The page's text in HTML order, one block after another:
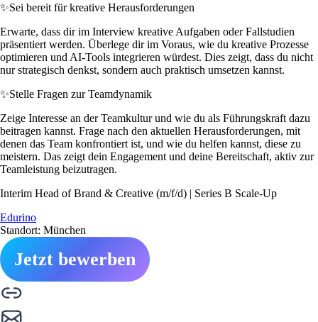
✨Sei bereit für kreative Herausforderungen
Erwarte, dass dir im Interview kreative Aufgaben oder Fallstudien
präsentiert werden. Überlege dir im Voraus, wie du kreative Prozesse
optimieren und AI-Tools integrieren würdest. Dies zeigt, dass du nicht
nur strategisch denkst, sondern auch praktisch umsetzen kannst.
✨Stelle Fragen zur Teamdynamik
Zeige Interesse an der Teamkultur und wie du als Führungskraft dazu
beitragen kannst. Frage nach den aktuellen Herausforderungen, mit
denen das Team konfrontiert ist, und wie du helfen kannst, diese zu
meistern. Das zeigt dein Engagement und deine Bereitschaft, aktiv zur
Teamleistung beizutragen.
Interim Head of Brand & Creative (m/f/d) | Series B Scale-Up
Edurino
Standort: München
Jetzt bewerben